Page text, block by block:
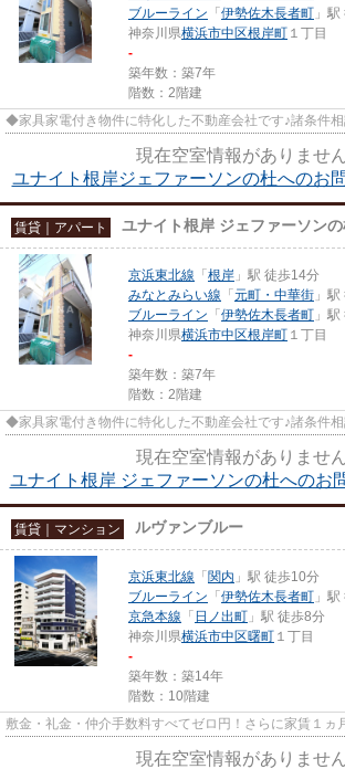
ブルーライン 「 伊勢佐木長者町 」
神奈川県横浜市中区根岸町 １丁目
-
築年数：築7年
階数：2階建
◆家具家電付き物件に特化した不動産会社です♪諸条件
現在空室情報がありません
ユナイト根岸ジェファーソンの杜へのお
賃貸｜アパート ユナイト根岸 ジェファーソン
京浜東北線 「 根岸 」駅 徒歩14分
みなとみらい線 「 元町・中華街 」
ブルーライン 「 伊勢佐木長者町 」
神奈川県横浜市中区根岸町 １丁目
-
築年数：築7年
階数：2階建
◆家具家電付き物件に特化した不動産会社です♪諸条件
現在空室情報がありません
ユナイト根岸 ジェファーソンの杜へのお
賃貸｜マンション ルヴァンブルー
京浜東北線 「 関内 」駅 徒歩10分
ブルーライン 「 伊勢佐木長者町 」
京急本線 「 日ノ出町 」駅 徒歩8分
神奈川県横浜市中区曙町 １丁目
-
築年数：築14年
階数：10階建
敷金・礼金・仲介手数料すべてゼロ円！さらに家賃１ヵ
現在空室情報がありません